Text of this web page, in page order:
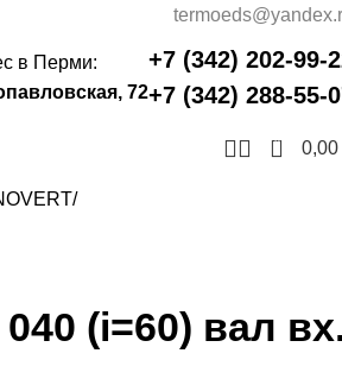
в Перми:
72
+7 (342) 202-99-
+7 (342) 288-55-
0 0,00
(i=60) вал